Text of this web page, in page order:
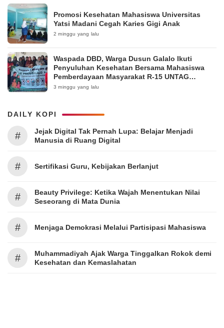
Promosi Kesehatan Mahasiswa Universitas
Yatsi Madani Cegah Karies Gigi Anak
2 minggu yang lalu
Waspada DBD, Warga Dusun Galalo Ikuti
Penyuluhan Kesehatan Bersama Mahasiswa
Pemberdayaan Masyarakat R-15 UNTAG
Surabaya 2026
3 minggu yang lalu
DAILY KOPI
#
Jejak Digital Tak Pernah Lupa: Belajar Menjadi
Manusia di Ruang Digital
# Sertifikasi Guru, Kebijakan Berlanjut
#
Beauty Privilege: Ketika Wajah Menentukan Nilai
Seseorang di Mata Dunia
# Menjaga Demokrasi Melalui Partisipasi Mahasiswa
#
Muhammadiyah Ajak Warga Tinggalkan Rokok demi
Kesehatan dan Kemaslahatan